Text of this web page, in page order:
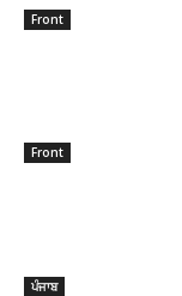
Front
Front
ਪੰਜਾਬ